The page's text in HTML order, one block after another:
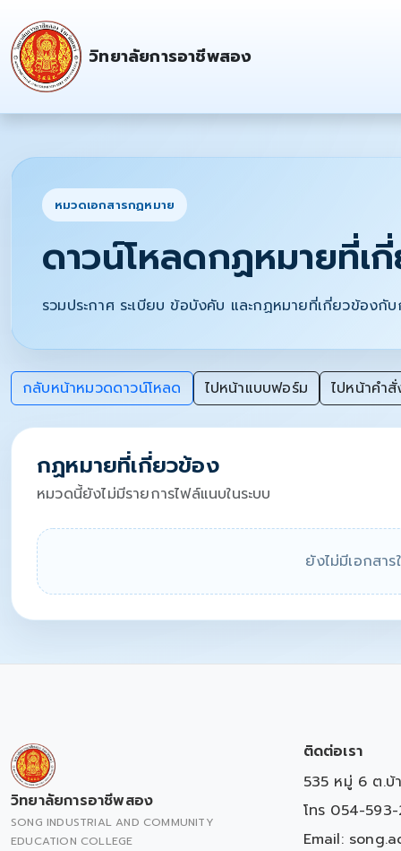
วิทยาลัยการอาชีพสอง
หมวดเอกสารกฏหมาย
ดาวน์โหลดกฏหมายที่เ
รวมประกาศ ระเบียบ ข้อบังคับ และกฏหมายที่เกี่ยวข้องกั
กลับหน้าหมวดดาวน์โหลด ไปหน้าแบบฟอร์ม ไปหน้าคำ
กฏหมายที่เกี่ยวข้อง
หมวดนี้ยังไม่มีรายการไฟล์แนบในระบบ
ยังไม่มีเอกสา
วิทยาลัยการอาชีพสอง
SONG INDUSTRIAL AND COMMUNITY
EDUCATION COLLEGE
ติดต่อเรา
535 หมู่ 6 ต.บ้
โทร 054-
Email: